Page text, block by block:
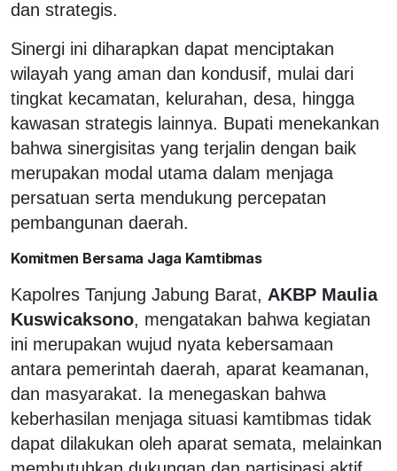
dan strategis.
Sinergi ini diharapkan dapat menciptakan
wilayah yang aman dan kondusif, mulai dari
tingkat kecamatan, kelurahan, desa, hingga
kawasan strategis lainnya. Bupati menekankan
bahwa sinergisitas yang terjalin dengan baik
merupakan modal utama dalam menjaga
persatuan serta mendukung percepatan
pembangunan daerah.
Komitmen Bersama Jaga Kamtibmas
Kapolres Tanjung Jabung Barat, AKBP Maulia
Kuswicaksono, mengatakan bahwa kegiatan
ini merupakan wujud nyata kebersamaan
antara pemerintah daerah, aparat keamanan,
dan masyarakat. Ia menegaskan bahwa
keberhasilan menjaga situasi kamtibmas tidak
dapat dilakukan oleh aparat semata, melainkan